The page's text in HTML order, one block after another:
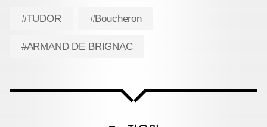
#TUDOR #Boucheron
#ARMAND DE BRIGNAC